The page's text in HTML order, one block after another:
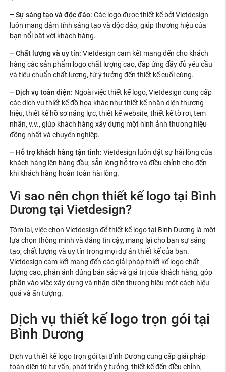
– Sự sáng tạo và độc đáo: Các logo được thiết kế bởi Vietdesign
luôn mang đậm tính sáng tạo và độc đáo, giúp thương hiệu của
bạn nổi bật với khách hàng.
– Chất lượng và uy tín: Vietdesign cam kết mang đến cho khách
hàng các sản phẩm logo chất lượng cao, đáp ứng đầy đủ yêu cầu
và tiêu chuẩn chất lượng, từ ý tưởng đến thiết kế cuối cùng.
– Dịch vụ toàn diện: Ngoài việc thiết kế logo, Vietdesign cung cấp
các dịch vụ thiết kế đồ họa khác như thiết kế nhận diện thương
hiệu, thiết kế hồ sơ năng lực, thiết kế website, thiết kế tờ rơi, tem
nhãn, v.v., giúp khách hàng xây dựng một hình ảnh thương hiệu
đồng nhất và chuyên nghiệp.
– Hỗ trợ khách hàng tận tình: Vietdesign luôn đặt sự hài lòng của
khách hàng lên hàng đầu, sẵn lòng hỗ trợ và điều chỉnh cho đến
khi khách hàng hoàn toàn hài lòng.
Vì sao nên chọn thiết kế logo tại Bình
Dương tại Vietdesign?
Tóm lại, việc chọn Vietdesign để thiết kế logo tại Bình Dương là một
lựa chọn thông minh và đáng tin cậy, mang lại cho bạn sự sáng
tạo, chất lượng và uy tín trong mọi dự án thiết kế của bạn.
Vietdesign cam kết mang đến các giải pháp thiết kế logo chất
lượng cao, phản ánh đúng bản sắc và giá trị của khách hàng, góp
phần vào việc xây dựng và nhận diện thương hiệu một cách hiệu
quả và ấn tượng.
Dịch vụ thiết kế logo trọn gói tại
Bình Dương
Dịch vụ thiết kế logo trọn gói tại Bình Dương cung cấp giải pháp
toàn diện từ tư vấn, phát triển ý tưởng, thiết kế đến điều chỉnh,